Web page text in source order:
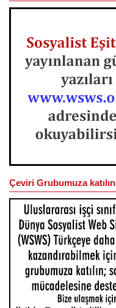
Çeviri Grubumuza katılın